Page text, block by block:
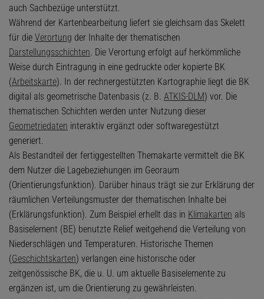
auch Sachbezüge unterstützt.
Während der Kartenbearbeitung liefert sie gleichsam das Skelett
für die Verortung der Inhalte der thematischen
Darstellungsschichten. Die Verortung erfolgt auf herkömmliche
Weise durch Eintragung in eine gedruckte oder kopierte BK
(Arbeitskarte). In der rechnergestützten Kartographie liegt die BK
digital als geometrische Datenbasis (z. B. ATKIS-DLM) vor. Die
thematischen Schichten werden unter Nutzung dieser
Geometriedaten interaktiv ergänzt oder softwaregestützt
generiert.
Als Bestandteil der fertiggestellten Themakarte vermittelt die BK
dem Nutzer die Lagebeziehungen im Georaum
(Orientierungsfunktion). Darüber hinaus trägt sie zur Erklärung der
räumlichen Verteilungsmuster der thematischen Inhalte bei
(Erklärungsfunktion). Zum Beispiel erhellt das in Klimakarten als
Basiselement (BE) benutzte Relief weitgehend die Verteilung von
Niederschlägen und Temperaturen. Historische Themen
(Geschichtskarten) verlangen eine historische oder
zeitgenössische BK, die u. U. um aktuelle Basiselemente zu
ergänzen ist, um die Orientierung zu gewährleisten.